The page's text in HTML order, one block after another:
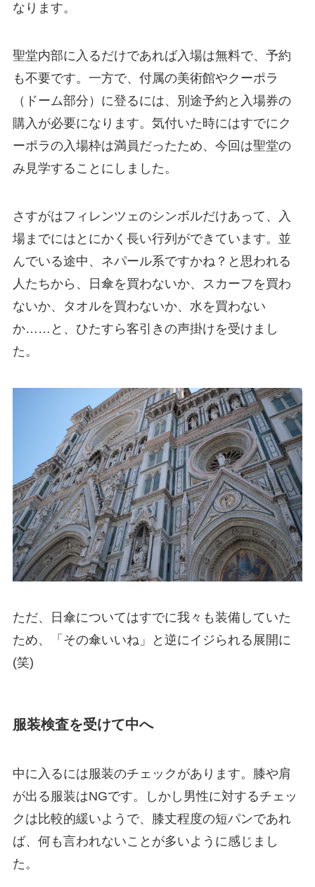
なります。
聖堂内部に入るだけであれば入場は無料で、予約
も不要です。一方で、付属の美術館やクーポラ
（ドーム部分）に登るには、別途予約と入場券の
購入が必要になります。気付いた時にはすでにク
ーポラの入場枠は満員だったため、今回は聖堂の
み見学することにしました。
さすがはフィレンツェのシンボルだけあって、入
場までにはとにかく長い行列ができています。並
んでいる途中、ネパール系ですかね？と思われる
人たちから、日傘を買わないか、スカーフを買わ
ないか、タオルを買わないか、水を買わない
か……と、ひたすら客引きの声掛けを受けまし
た。
ただ、日傘についてはすでに我々も装備していた
ため、「その傘いいね」と逆にイジられる展開に
(笑)
服装検査を受けて中へ
中に入るには服装のチェックがあります。膝や肩
が出る服装はNGです。しかし男性に対するチェッ
クは比較的緩いようで、膝丈程度の短パンであれ
ば、何も言われないことが多いように感じまし
た。